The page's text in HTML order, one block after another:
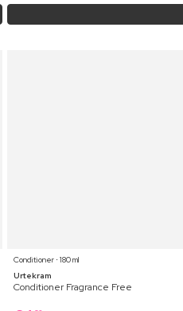
Conditioner ⋅ 180 ml
Urtekram
Conditioner Fragrance Free